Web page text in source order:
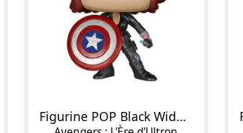
Figurine POP Black Widow (avec Bouclier)